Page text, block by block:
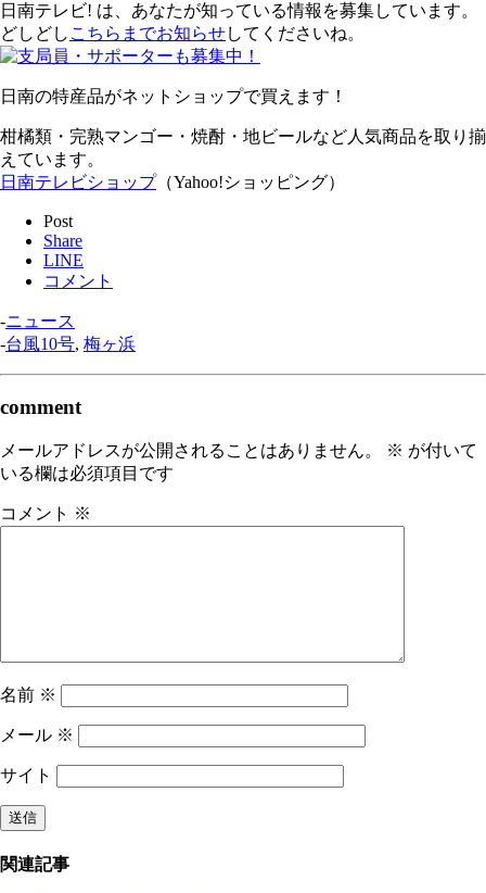
日南テレビ! は、あなたが知っている情報を募集しています。
どしどし こちらまでお知らせしてくださいね。
日南の特産品がネットショップで買えます！
柑橘類・完熟マンゴー・焼酎・地ビールなど人気商品を取り揃
えています。
日南テレビショップ（Yahoo!ショッピング）
Post
Share
LINE
コメント
-ニュース
-台風10号, 梅ヶ浜
comment
メールアドレスが公開されることはありません。 ※ が付いて
いる欄は必須項目です
コメント ※
名前 ※
メール ※
サイト
関連記事